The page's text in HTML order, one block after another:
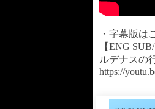
・字幕版は
【ENG
ルデナスの
https://